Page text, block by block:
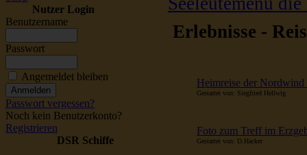
Nutzer Login
Benutzername
Passwort
Angemeldet bleiben
Passwort vergessen?
Noch kein Benutzerkonto?
Registrieren
DSR Schiffe
Erlebnisse -
Heimreise der
Gestartet von: Siegfried Hellwig
Foto zum Treff im
Gestartet von: D.Hacker